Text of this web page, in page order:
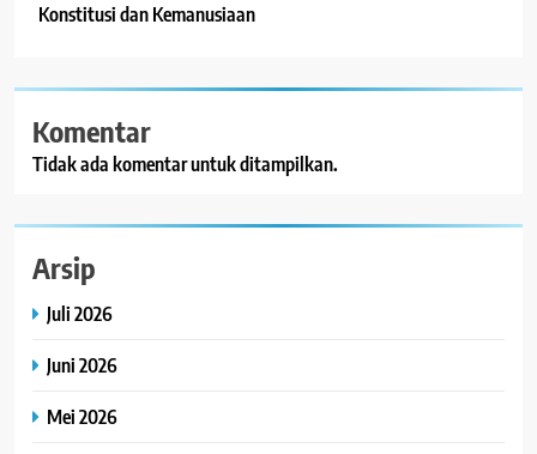
Konstitusi dan Kemanusiaan
Komentar
Tidak ada komentar untuk ditampilkan.
Arsip
Juli 2026
Juni 2026
Mei 2026